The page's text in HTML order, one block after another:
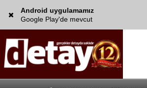
Android uygulamamız
Google Play'de mevcut